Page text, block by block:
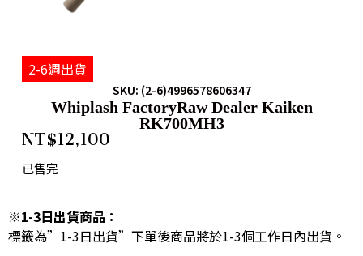
2-6週出貨
SKU: (2-6)4996578606347
Whiplash FactoryRaw Dealer Kaiken
RK700MH3
NT$12,100
已售完
※1-3日出貨商品：
標籤為”1-3日出貨”下單後商品將於1-3個工作日內出貨。